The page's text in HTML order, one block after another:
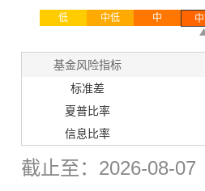
低 中低 中
基金风险指标
标准差
夏普比率
信息比率
截止至：2026-08-07